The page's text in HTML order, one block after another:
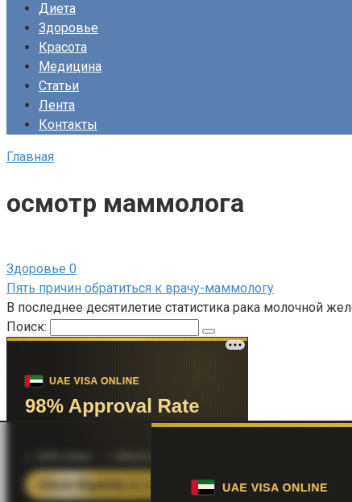
Диета
Здоровье
Красота
Медицина
Статьи
Лента
Контакты
Главная
осмотр маммолога
Здоровье 0
Пять причин обратиться к врачу-маммологу
В последнее десятилетие статистика рака молочной
Поиск: